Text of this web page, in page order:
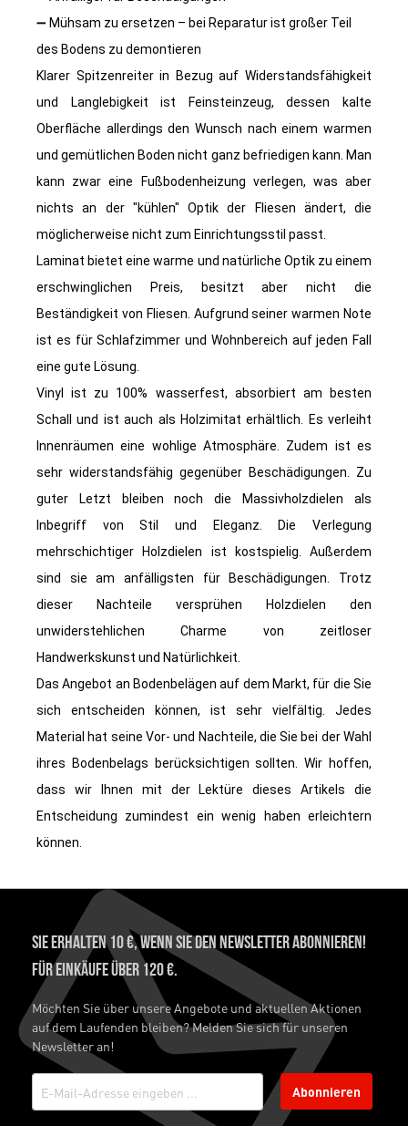
➖ Mühsam zu ersetzen – bei Reparatur ist großer Teil
des Bodens zu demontieren
Klarer Spitzenreiter in Bezug auf Widerstandsfähigkeit
und Langlebigkeit ist Feinsteinzeug, dessen kalte
Oberfläche allerdings den Wunsch nach einem warmen
und gemütlichen Boden nicht ganz befriedigen kann. Man
kann zwar eine Fußbodenheizung verlegen, was aber
nichts an der "kühlen" Optik der Fliesen ändert, die
möglicherweise nicht zum Einrichtungsstil passt.
Laminat bietet eine warme und natürliche Optik zu einem
erschwinglichen Preis, besitzt aber nicht die
Beständigkeit von Fliesen. Aufgrund seiner warmen Note
ist es für Schlafzimmer und Wohnbereich auf jeden Fall
eine gute Lösung.
Vinyl ist zu 100% wasserfest, absorbiert am besten
Schall und ist auch als Holzimitat erhältlich. Es verleiht
Innenräumen eine wohlige Atmosphäre. Zudem ist es
sehr widerstandsfähig gegenüber Beschädigungen. Zu
guter Letzt bleiben noch die Massivholzdielen als
Inbegriff von Stil und Eleganz. Die Verlegung
mehrschichtiger Holzdielen ist kostspielig. Außerdem
sind sie am anfälligsten für Beschädigungen. Trotz
dieser Nachteile versprühen Holzdielen den
unwiderstehlichen Charme von zeitloser
Handwerkskunst und Natürlichkeit.
Das Angebot an Bodenbelägen auf dem Markt, für die Sie
sich entscheiden können, ist sehr vielfältig. Jedes
Material hat seine Vor- und Nachteile, die Sie bei der Wahl
ihres Bodenbelags berücksichtigen sollten. Wir hoffen,
dass wir Ihnen mit der Lektüre dieses Artikels die
Entscheidung zumindest ein wenig haben erleichtern
können.
Sie erhalten 10 €, wenn Sie den Newsletter abonnieren!
Für Einkäufe über 120 €.
Möchten Sie über unsere Angebote und aktuellen Aktionen
auf dem Laufenden bleiben? Melden Sie sich für unseren
Newsletter an!
Abonnieren